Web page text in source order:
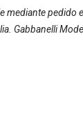
Gabbanelli